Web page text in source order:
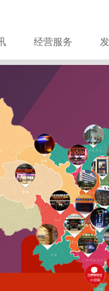
经营服务
付款后无法获得电影票和